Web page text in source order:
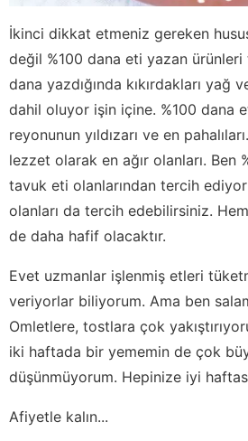
İkinci dikkat etmeniz gereken
değil %100 dana eti yazan
dana yazdığında kıkırdakları yağ
dahil oluyor işin içine. %100 dana
reyonunun yıldızarı ve en
lezzet olarak en ağır olanları. Ben
tavuk eti olanlarından tercih
olanları da tercih edebilirsiniz.
de daha hafif olacaktır.
Evet uzmanlar işlenmiş etleri
veriyorlar biliyorum. Ama ben
Omletlere, tostlara çok
iki haftada bir yememin de çok
düşünmüyorum. Hepinize iyi
Afiyetle kalın...